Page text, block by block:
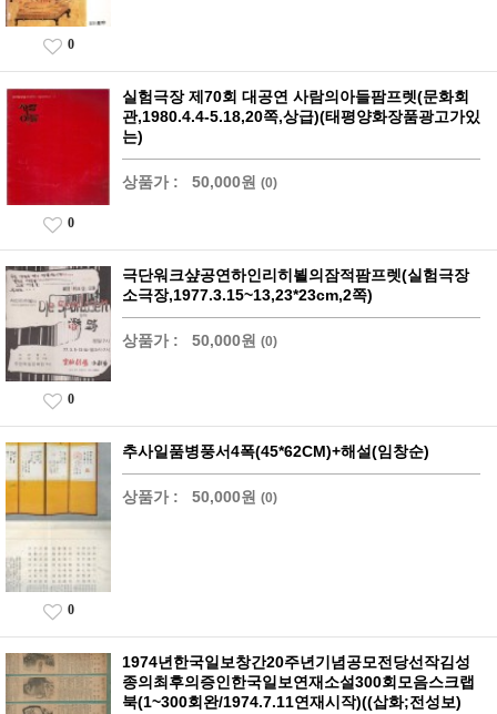
0
실험극장 제70회 대공연 사람의아들팜프렛(문화회
관,1980.4.4-5.18,20쪽,상급)(태평양화장품광고가있
는)
상품가 : 50,000원 (0)
0
극단워크샾공연하인리히뵐의잠적팜프렛(실험극장
소극장,1977.3.15~13,23*23cm,2쪽)
상품가 : 50,000원 (0)
0
추사일품병풍서4폭(45*62CM)+해설(임창순)
상품가 : 50,000원 (0)
0
1974년한국일보창간20주년기념공모전당선작김성
종의최후의증인한국일보연재소설300회모음스크랩
북(1~300회완/1974.7.11연재시작)((삽화;전성보)